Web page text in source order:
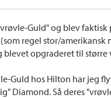
Guld" og blev
regel stor/
blevet opgraderet til
Guld hos Hilton har jeg
Diamond. Så deres